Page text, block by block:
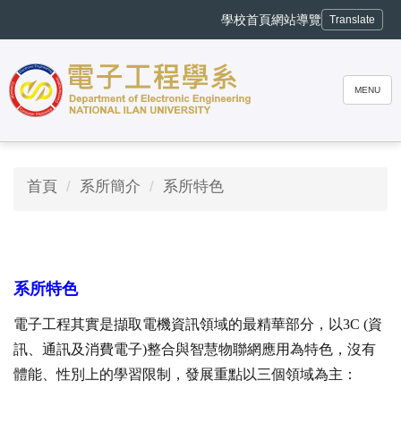
要
內
容
學校首頁網站導覽 Translate
MENU
首頁 系所簡介 系所特色
系所特色
電子工程其實是擷取電機資訊領域的最精華部分，以3C (資
訊、通訊及消費電子)整合與智慧物聯網應用為特色，沒有
體能、性別上的學習限制，發展重點以三個領域為主：